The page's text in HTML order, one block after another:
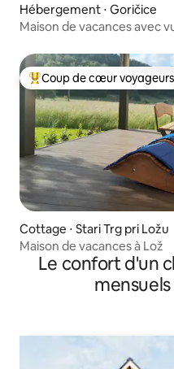
Hébergement ⋅ Goričice
Maison de vacances avec
Coups de cœur voyageurs
Coup de cœur voyageurs
Cottage ⋅ Stari Trg pri Ložu
Maison de vacances à Lož
Le confort d'un